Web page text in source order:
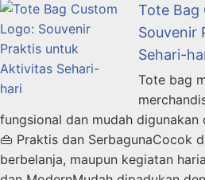
Tote Bag
Souvenir
Sehari-
Tote bag
fungsional dan mudah
👜 Praktis dan SerbagunaCocok
berbelanja, maupun kegiatan